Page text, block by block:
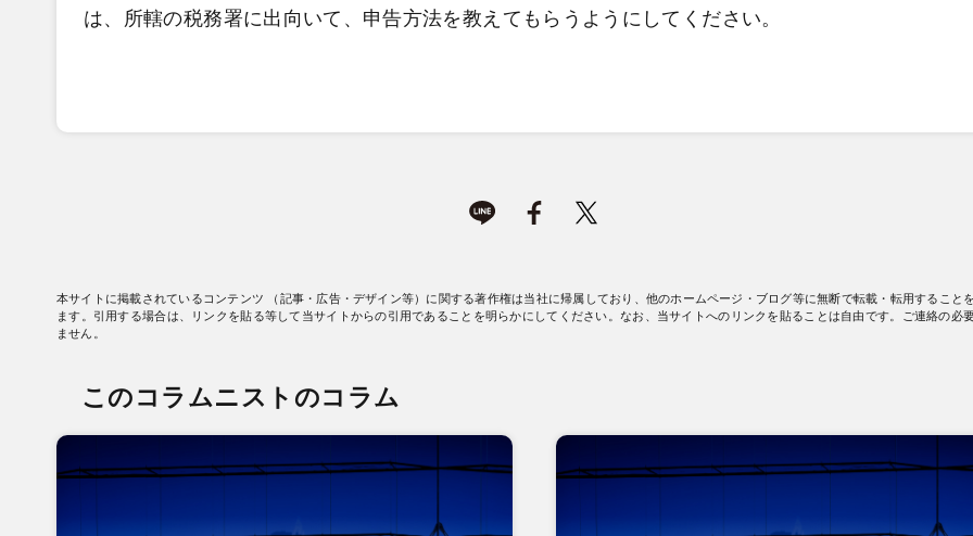
は、所轄の税務署に出向いて、申告方法を教えてもらうようにしてください。
本サイトに掲載されているコンテンツ （記事・広告・デザイン等）に関する著作権は当社に帰属しており、他のホームページ・ブログ等に無断で転載・転用すること
ます。引用する場合は、リンクを貼る等して当サイトからの引用であることを明らかにしてください。なお、当サイトへのリンクを貼ることは自由です。ご連絡の必
ません。
このコラムニストのコラム